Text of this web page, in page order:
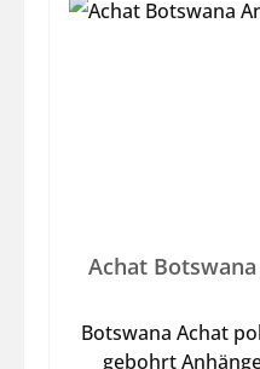
Achat
Botswana Achat
gebohrt